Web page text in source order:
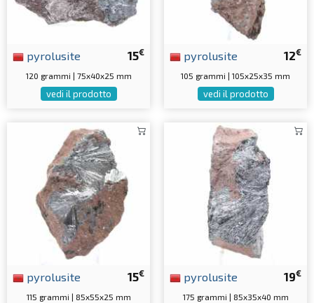
15€
pyrolusite
120 grammi | 75x40x25 mm
vedi il prodotto
12€
pyrolusite
105 grammi | 105x25x35 mm
vedi il prodotto
15€
pyrolusite
115 grammi | 85x55x25 mm
19€
pyrolusite
175 grammi | 85x35x40 mm